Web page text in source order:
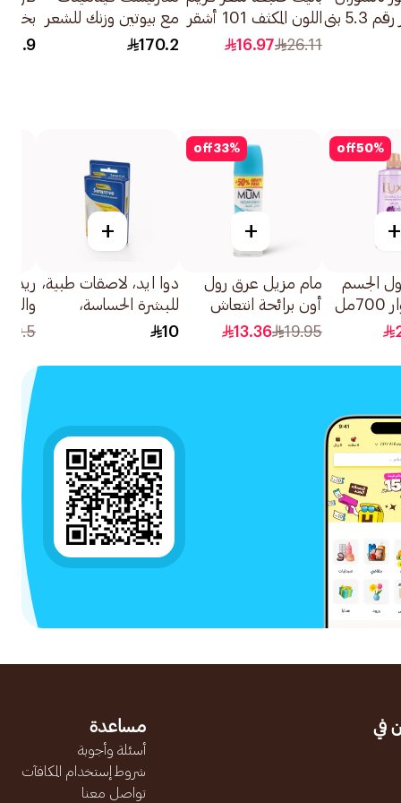
صبغة شعر رقم 5.3 بني
اللون المكثف 101 أشقر
فضي 1عبوة
26.11
16.97
مع بيوتين وزنك للشعر
والبشرة 60قطعة
170.2
بخاخ
101.9
50%
off
+
الجسم
33%
off
+
مام مزيل عرق رول
أون برائحة انتعاش
المحيط 50مل
19.95
13.36
+
دوا ايد، لاصقات طبية،
للبشرة الحساسة،
متنوعة - 20قطعة
10
49.5
في مساعدة
أسئلة وأجوبة
شروط إستخدام المكافآت
تواصل معنا